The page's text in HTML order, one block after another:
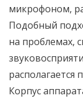
микрофоном,
Подобный
на проблемах,
располагается
Корпус